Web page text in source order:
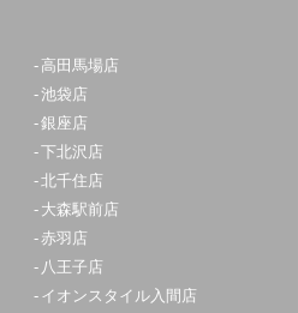
高田馬場店
池袋店
銀座店
下北沢店
北千住店
大森駅前店
赤羽店
八王子店
イオンスタイル入間店